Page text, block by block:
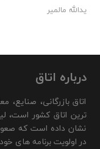
یدالله مالمیر
درباره اتاق
اتاق بازرگانی،
ترین اتاق کشور
نشان داده است که
در اولویت برنامه های